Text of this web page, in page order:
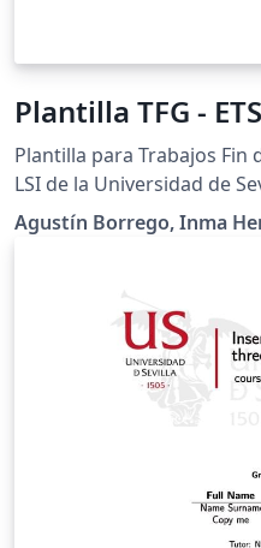
Plantilla TFG -
Plantilla para Trabajos
LSI de la Universidad de
Agustín Borrego, Inma